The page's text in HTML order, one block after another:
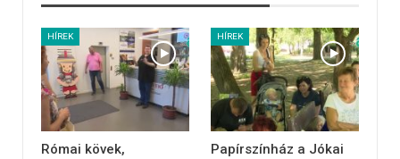
HÍREK
Római kövek,
HÍREK
Papírszínház a Jókai